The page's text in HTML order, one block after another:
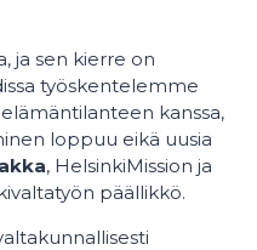
ja sen kierre on
työskentelemme
kanssa,
loppuu eikä uusia
, HelsinkiMission ja
päällikkö.